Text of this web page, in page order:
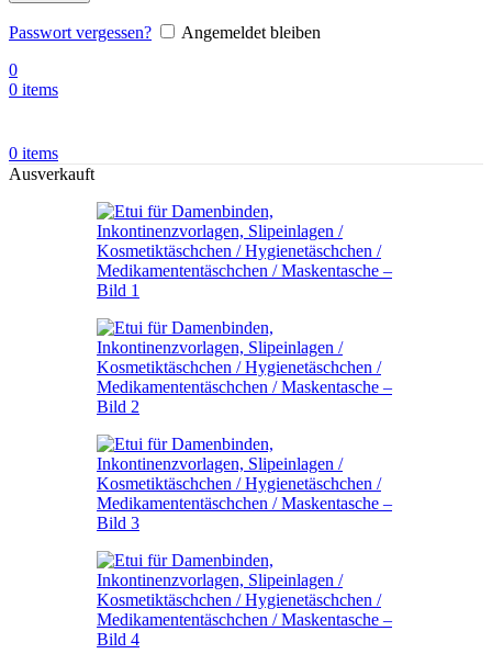
Passwort vergessen?
Angemeldet bleiben
0
0 items
0 items
Ausverkauft